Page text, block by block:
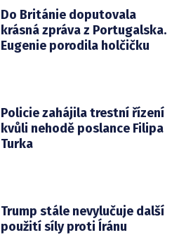
Do Británie doputovala
krásná zpráva z Portugalska.
Eugenie porodila holčičku
Policie zahájila trestní řízení
kvůli nehodě poslance Filipa
Turka
Trump stále nevylučuje další
použití síly proti Íránu